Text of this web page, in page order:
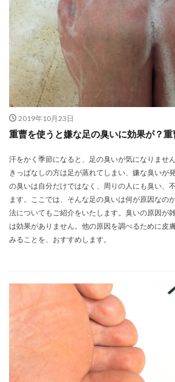
2019年10月23日
重曹を使うと嫌な足の臭いに効果が？
汗をかく季節になると、足の臭いが気になりませ
きっぱなしの方は足が蒸れてしまい、嫌な臭いが
の臭いは自分だけではなく、周りの人にも臭い、
ます。ここでは、そんな足の臭いは何が原因なの
法についてもご紹介をいたします。臭いの原因が
は効果がありません。他の原因を調べるために皮
みることを、おすすめします。